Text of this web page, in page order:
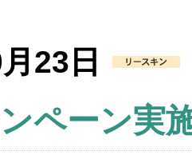
23日
ペーン実